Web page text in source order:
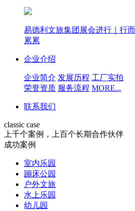
易德利文旅集团展会进行｜行
累累
企业介绍
企业简介 发展历程 工厂实拍
荣誉资质 服务流程 MORE...
联系我们
classic case
上千个案例，上百个长期合作伙伴
成功案例
室内乐园
蹦床公园
户外文旅
水上乐园
幼儿园